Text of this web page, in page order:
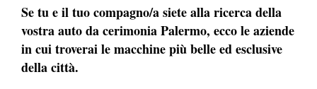
Se tu e il tuo compagno/a siete alla ricerca della
vostra auto da cerimonia Palermo, ecco le aziende
in cui troverai le macchine più belle ed esclusive
della città.